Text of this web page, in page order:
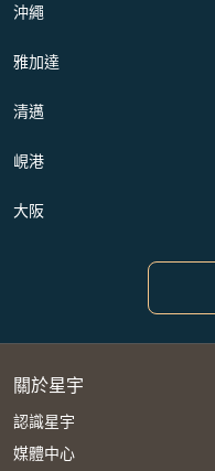
沖繩
雅加達
清邁
峴港
大阪
關於星宇
認識星宇
媒體中心